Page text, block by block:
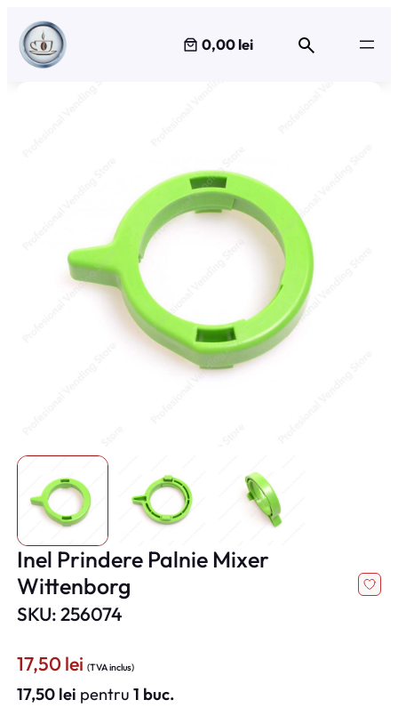
Sari
conținut
0,00 lei
Inel Prindere Palnie Mixer
Wittenborg
SKU: 256074
17,50lei (TVA inclus)
17,50 lei pentru1 buc.